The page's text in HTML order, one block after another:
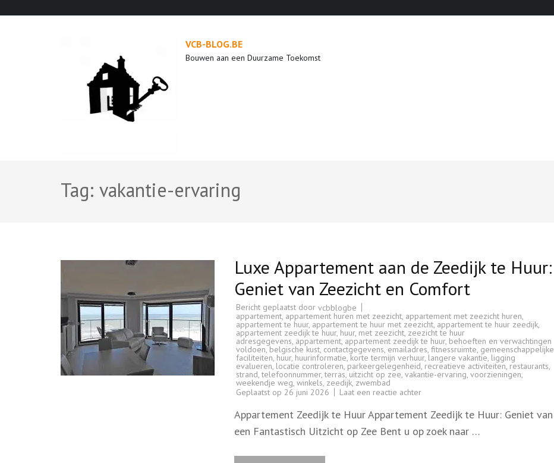
VCB-BLOG.BE
Bouwen aan een Duurzame Toekomst
Tag: vakantie-ervaring
Luxe Appartement aan de Zeedijk te Huur:
Geniet van Zeezicht en Comfort
Bericht geplaatst door vcbblogbe
appartement, appartement huren met zeezicht, appartement met zeezicht huren,
appartement te huur, appartement te huur met zeezicht, appartement te huur zeedijk,
appartement zeedijk te huur, huur, met zeezicht, zeezicht te huur
adresgegevens, appartement, appartement zeedijk te huur, behoeften en verwachtingen
voldoen,belgische kust, contactgegevens, emailadres, fitnessruimte, gemeenschappelijke
faciliteiten, huur, huurinformatie,korte termijn verhuur, langere vakantie, ligging
evalueren, locatie controleren, parkeergelegenheid, recreatieve activiteiten, restaurants,
strand,telefoonnummer,terras,uitzicht op zee, vakantie-ervaring, voorzieningen,
weekendje weg, winkels, zeedijk, zwembad
Geplaatst op 26 juni 2026 Laat een reactie achterop
aan
Zeedijk
Appartement Zeedijk te Huur Appartement Zeedijk te Huur: Geniet van
een Fantastisch Uitzicht op Zee Bent u op zoek naar …